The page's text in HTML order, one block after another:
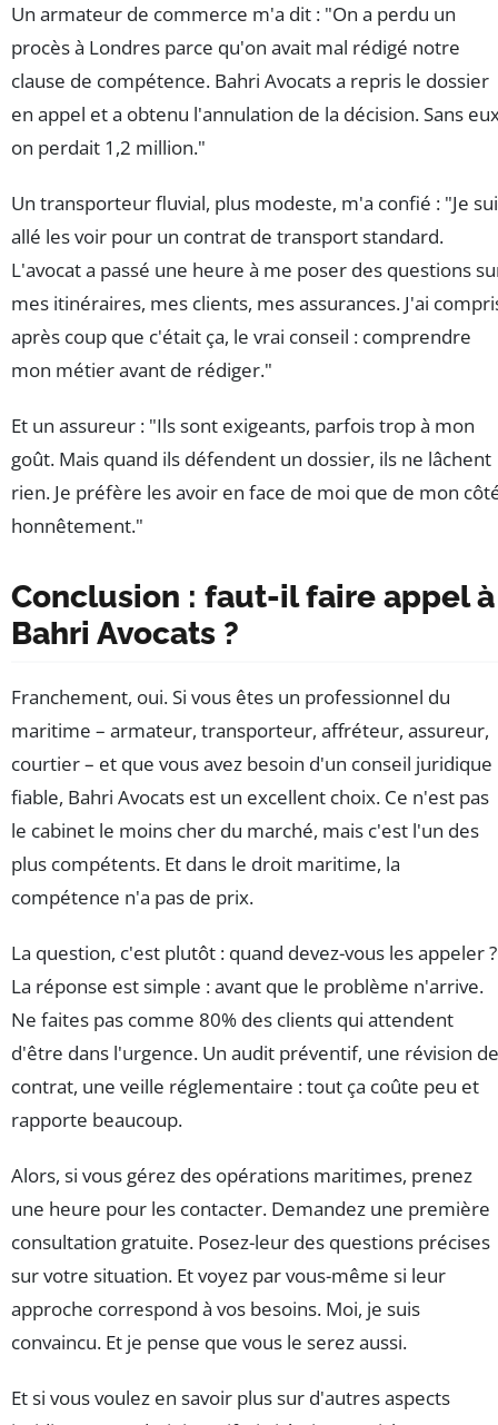
Un armateur de commerce m'a dit : "On a perdu un
procès à Londres parce qu'on avait mal rédigé notre
clause de compétence. Bahri Avocats a repris le dossier
en appel et a obtenu l'annulation de la décision. Sans
on perdait 1,2 million."
Un transporteur fluvial, plus modeste, m'a confié : "Je
allé les voir pour un contrat de transport standard.
L'avocat a passé une heure à me poser des questions
mes itinéraires, mes clients, mes assurances. J'ai
après coup que c'était ça, le vrai conseil : comprendre
mon métier avant de rédiger."
Et un assureur : "Ils sont exigeants, parfois trop à mon
goût. Mais quand ils défendent un dossier, ils ne lâchent
rien. Je préfère les avoir en face de moi que de mon
honnêtement."
Conclusion : faut-il faire appel à
Bahri Avocats ?
Franchement, oui. Si vous êtes un professionnel du
maritime – armateur, transporteur, affréteur, assureur,
courtier – et que vous avez besoin d'un conseil juridique
fiable, Bahri Avocats est un excellent choix. Ce n'est pas
le cabinet le moins cher du marché, mais c'est l'un des
plus compétents. Et dans le droit maritime, la
compétence n'a pas de prix.
La question, c'est plutôt : quand devez-vous les appeler ?
La réponse est simple : avant que le problème n'arrive.
Ne faites pas comme 80% des clients qui attendent
d'être dans l'urgence. Un audit préventif, une révision de
contrat, une veille réglementaire : tout ça coûte peu et
rapporte beaucoup.
Alors, si vous gérez des opérations maritimes, prenez
une heure pour les contacter. Demandez une première
consultation gratuite. Posez-leur des questions précises
sur votre situation. Et voyez par vous-même si leur
approche correspond à vos besoins. Moi, je suis
convaincu. Et je pense que vous le serez aussi.
Et si vous voulez en savoir plus sur d'autres aspects